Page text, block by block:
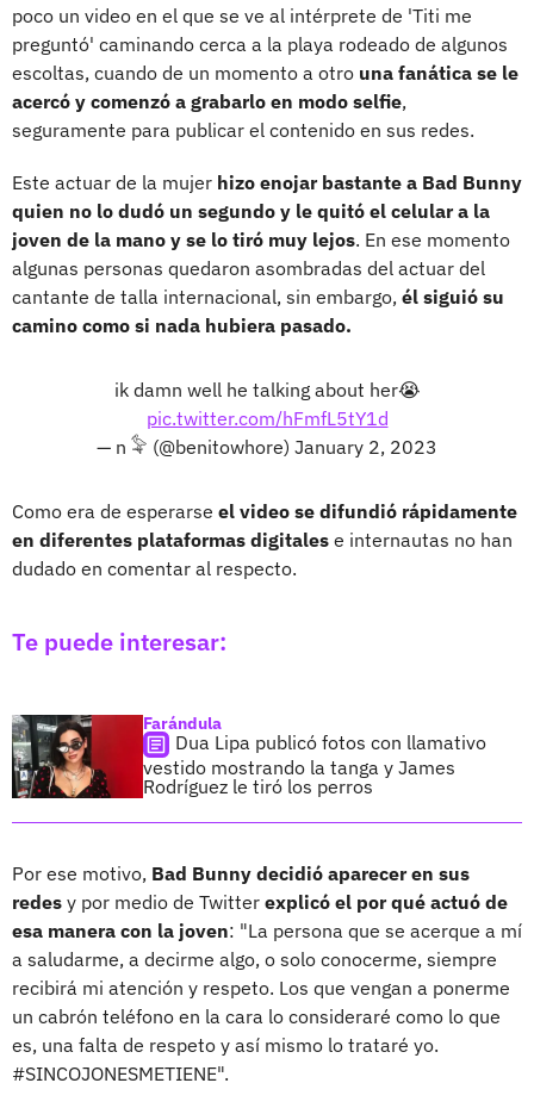
poco un video en el que se ve al intérprete de 'Titi me
preguntó' caminando cerca a la playa rodeado de algunos
escoltas, cuando de un momento a otro una fanática se le
acercó y comenzó a grabarlo en modo selfie,
seguramente para publicar el contenido en sus redes.
Este actuar de la mujer hizo enojar bastante a Bad Bunny
quien no lo dudó un segundo y le quitó el celular a la
joven de la mano y se lo tiró muy lejos. En ese momento
algunas personas quedaron asombradas del actuar del
cantante de talla internacional, sin embargo, él siguió su
camino como si nada hubiera pasado.
ik damn well he talking about her😭
pic.twitter.com/hFmfL5tY1d
— n 𓅝 (@benitowhore) January 2, 2023
Como era de esperarse el video se difundió rápidamente
en diferentes plataformas digitales e internautas no han
dudado en comentar al respecto.
Te puede interesar:
Farándula
Dua Lipa publicó fotos con llamativo
vestido mostrando la tanga y James
Rodríguez le tiró los perros
Por ese motivo, Bad Bunny decidió aparecer en sus
redes y por medio de Twitter explicó el por qué actuó de
esa manera con la joven: "La persona que se acerque a mí
a saludarme, a decirme algo, o solo conocerme, siempre
recibirá mi atención y respeto. Los que vengan a ponerme
un cabrón teléfono en la cara lo consideraré como lo que
es, una falta de respeto y así mismo lo trataré yo.
#SINCOJONESMETIENE".